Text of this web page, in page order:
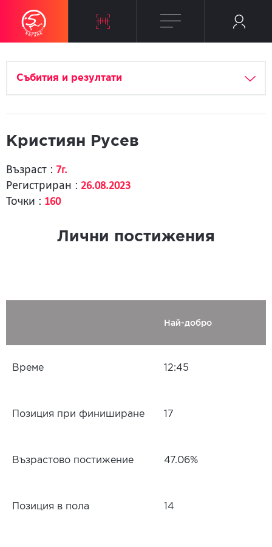
Събития и резултати
Кристиян Русев
Възраст : 7г.
Регистриран : 26.08.2023
Точки : 160
Лични постижения
Най-добро
Време 12:45
Позиция при финиширане 17
Възрастово постижение 47.06%
Позиция в пола 14